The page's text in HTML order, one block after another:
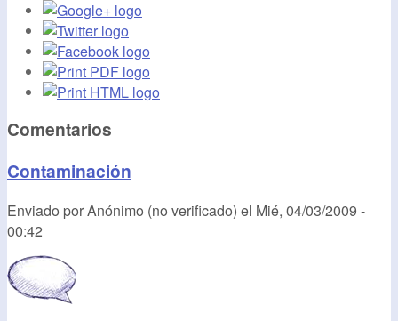
Comentarios
Contaminación
Enviado porAnónimo (no verificado) el Mié, 04/03/2009 -
00:42